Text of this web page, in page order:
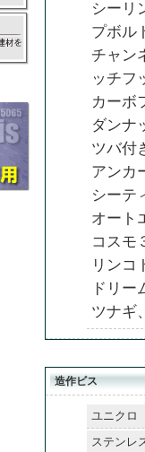
シーリ
プボル
チャン
ッチフ
カーボ
ダンナ
ツバ付
アンカ
シーテ
オート
コスモ
リンコ
ドリ
ツナギ
造作ビス
ユニクロ
ステンレ